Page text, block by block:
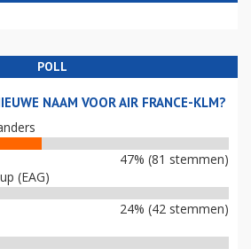
POLL
NAAM VOOR AIR FRANCE-KLM?
47% (81 stemmen)
(EAG)
24% (42 stemmen)